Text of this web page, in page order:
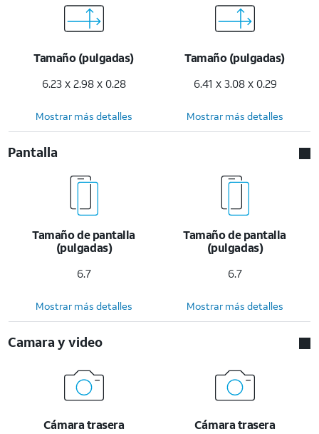
Tamaño (pulgadas)
6.23 x 2.98 x 0.28
Tamaño (pulgadas)
6.41 x 3.08 x 0.29
Mostrar más detalles Mostrar más detalles
Pantalla
Tamaño de pantalla
(pulgadas)
6.7
Tamaño de pantalla
(pulgadas)
6.7
Mostrar más detalles Mostrar más detalles
Camara y video
Cámara trasera
Cámara trasera